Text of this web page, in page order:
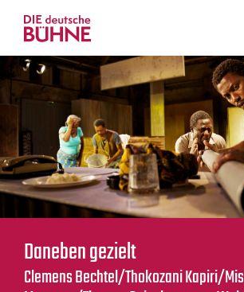
Kritiken
Schauspiel
Musiktheater
Tanz
Crossover
Bühnenwelt
Festivals & Veranstaltungen
Menschen & Theater
Themen
Daneben gezielt
Clemens Bechtel/Thokozani Kapiri/